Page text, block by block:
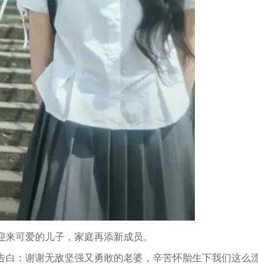
可爱的儿子，家庭再添新成员。
：谢谢无敌坚强又勇敢的老婆，辛苦怀胎生下我们这么